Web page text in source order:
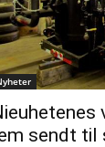
sendt til